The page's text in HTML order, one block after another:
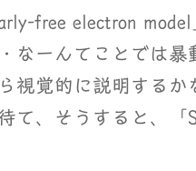
free electron
なーんてことでは暴
視覚的に説明する
て、そうすると、「